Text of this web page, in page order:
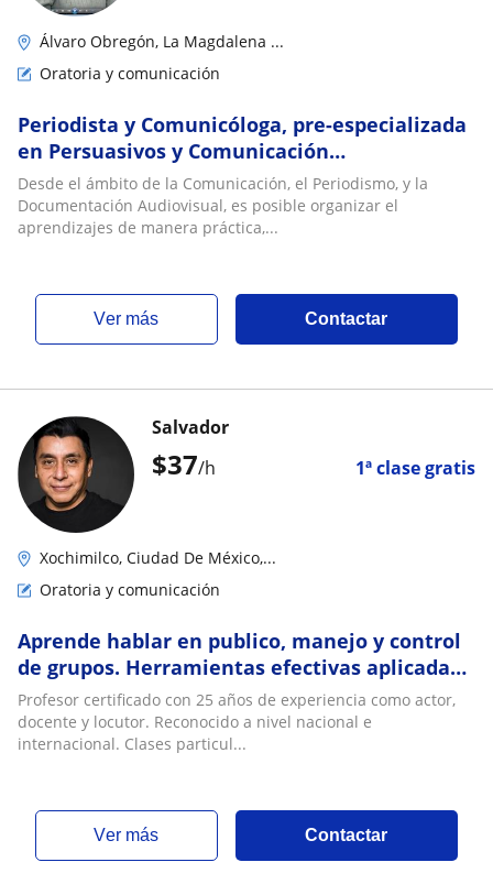
Álvaro Obregón, La Magdalena ...
Oratoria y comunicación
Periodista y Comunicóloga, pre-especializada
en Persuasivos y Comunicación
Organizacional; especializada en
Documentación Audiovisual; locutora,
conductora y guionista de Radio y TV
Desde el ámbito de la Comunicación, el Periodismo, y la
Documentación Audiovisual, es posible organizar el
aprendizajes de manera práctica,...
ver más Contactar
$37/h 1ª clase gratis
Salvador
Xochimilco, Ciudad De México,...
Oratoria y comunicación
Aprende hablar en publico, manejo y control
de grupos. Herramientas efectivas aplicadas
a la conducción , locución y docencia
Profesor certificado con 25 años de experiencia como actor,
docente y locutor. Reconocido a nivel nacional e
internacional. Clases particul...
ver más Contactar